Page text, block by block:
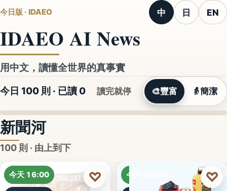
今日版 · IDAEO 中 日 EN
IDAEO AI News
用中文，讀懂全世界的真事實
今日 100 則 · 已讀 0 讀完就停 🎨豐富 👵簡潔
新聞河
100 則 · 由上到下
今天 16:00 ♡ 今天 03:00 ♡